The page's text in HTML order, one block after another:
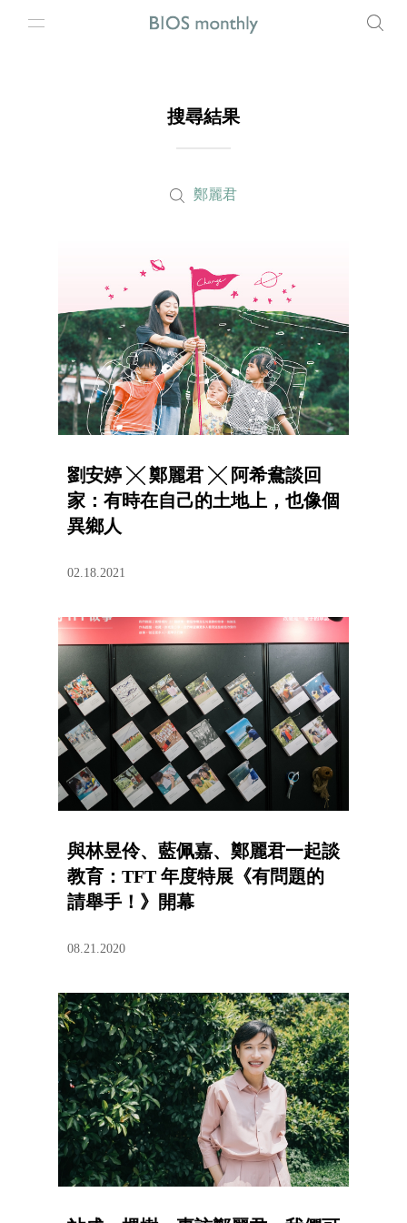
搜尋結果
鄭麗君
劉安婷 ╳ 鄭麗君 ╳ 阿希鴦談回
家：有時在自己的土地上，也像個
異鄉人
02.18.2021
與林昱伶、藍佩嘉、鄭麗君一起談
教育：TFT 年度特展《有問題的
請舉手！》開幕
08.21.2020